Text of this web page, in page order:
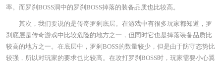
率。而罗刹BOSS洞中的罗刹BOSS掉落的装备品质也比较高。
其次，我们要说的是传奇罗刹底层。在游戏中有很多玩家都知道，罗
刹底层是传奇游戏中比较危险的地方之一，但同时它也是掉落装备品质比
较高的地方之一。在底层中，罗刹BOSS的数量较少，但是由于防守态势比
较强，所以对玩家的要求也比较高。在攻打罗刹BOSS时，玩家需要小心翼